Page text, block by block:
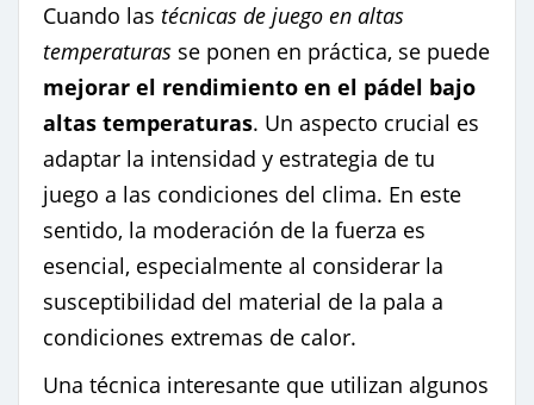
Cuando las técnicas de juego en altas
temperaturas se ponen en práctica, se puede
mejorar el rendimiento en el pádel bajo
altas temperaturas. Un aspecto crucial es
adaptar la intensidad y estrategia de tu
juego a las condiciones del clima. En este
sentido, la moderación de la fuerza es
esencial, especialmente al considerar la
susceptibilidad del material de la pala a
condiciones extremas de calor.
Una técnica interesante que utilizan algunos